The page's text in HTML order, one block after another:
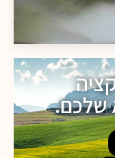
שלכם.